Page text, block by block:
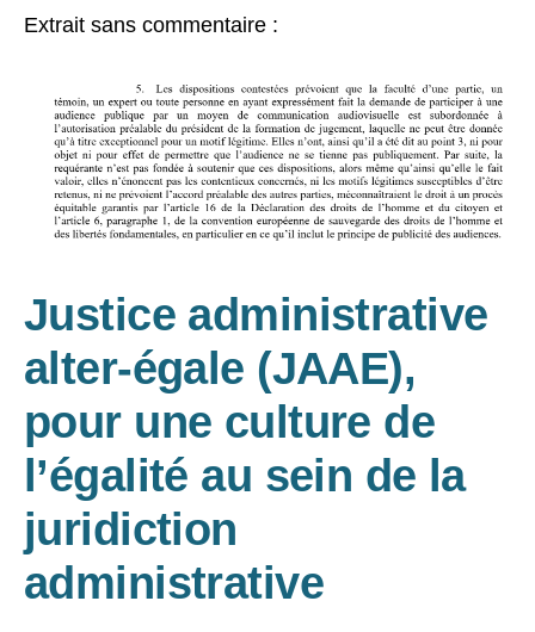
Extrait sans commentaire :
Justice administrative
alter-égale (JAAE),
pour une culture de
l’égalité au sein de la
juridiction
administrative